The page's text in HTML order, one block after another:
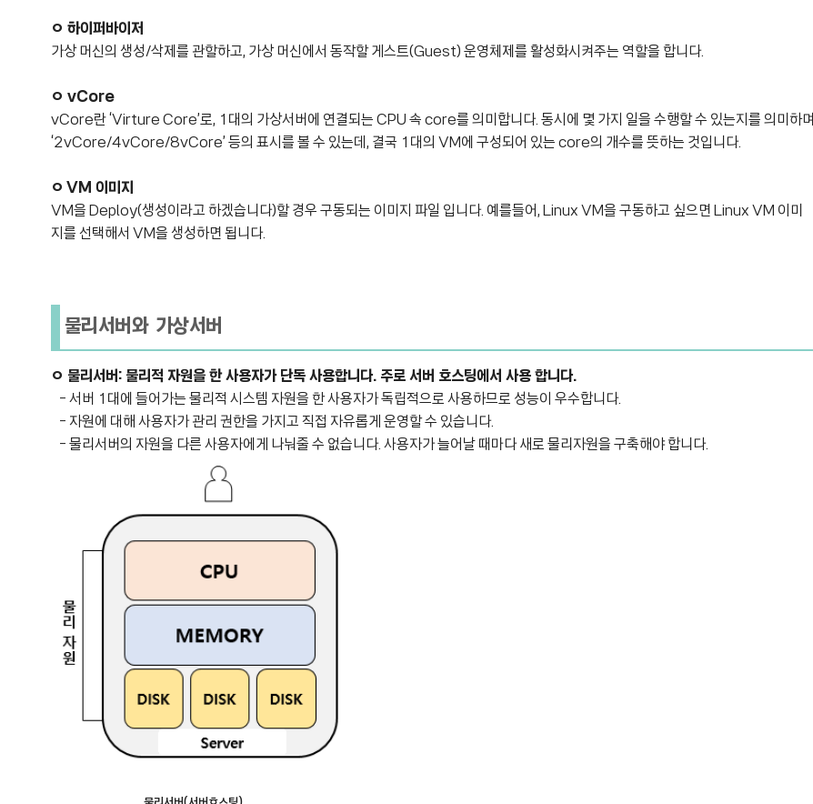
ㅇ 하이퍼바이저
가상 머신의 생성/삭제를 관할하고, 가상 머신에서 동작할 게스트(Guest) 운영체제를 활성화시켜주는 역할을 합니다.
ㅇ vCore
vCore란 ‘Virture Core’로, 1대의 가상서버에 연결되는 CPU 속 core를 의미합니다. 동시에 몇 가지 일을 수행할 수 있는지를 의미하며
‘2vCore/4vCore/8vCore’ 등의 표시를 볼 수 있는데, 결국 1대의 VM에 구성되어 있는 core의 개수를 뜻하는 것입니다.
ㅇ VM 이미지
VM을 Deploy(생성이라고 하겠습니다)할 경우 구동되는 이미지 파일 입니다. 예를들어, Linux VM을 구동하고 싶으면 Linux VM 이미
지를 선택해서 VM을 생성하면 됩니다.
물리서버와 가상서버
ㅇ 물리서버: 물리적 자원을 한 사용자가 단독 사용합니다. 주로 서버 호스팅에서 사용 합니다.
- 서버 1대에 들어가는 물리적 시스템 자원을 한 사용자가 독립적으로 사용하므로 성능이 우수합니다.
- 자원에 대해 사용자가 관리 권한을 가지고 직접 자유롭게 운영할 수 있습니다.
- 물리서버의 자원을 다른 사용자에게 나눠줄 수 없습니다. 사용자가 늘어날 때마다 새로 물리자원을 구축해야 합니다.